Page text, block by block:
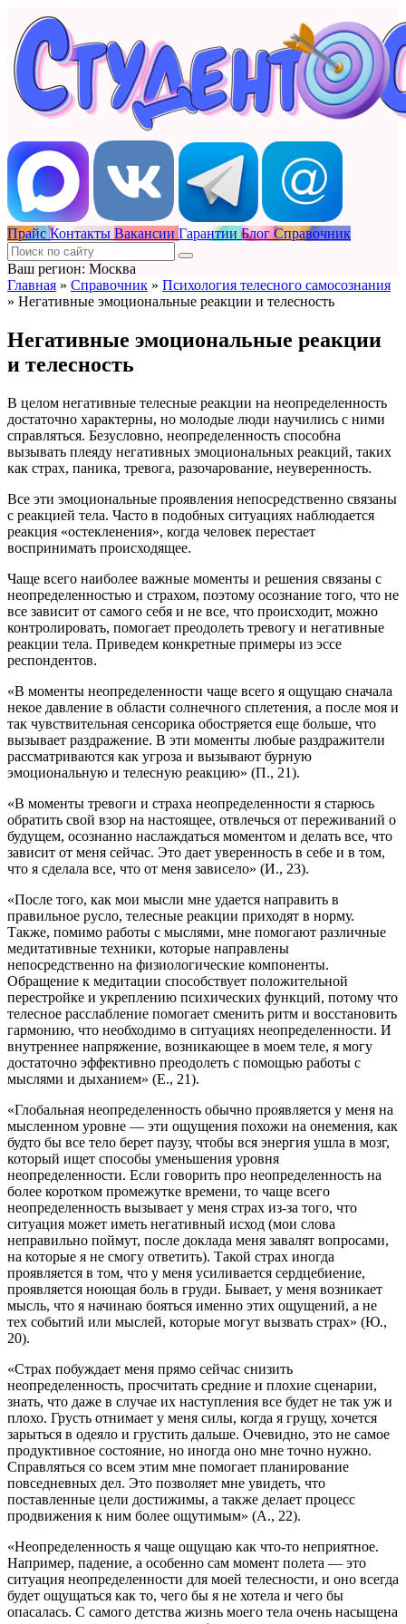
Прайс Контакты Вакансии Гарантии Блог Справочник
Ваш регион: Москва
Главная » Справочник » Психология телесного самосознания
» Негативные эмоциональные реакции и телесность
Негативные эмоциональные реакции
и телесность
В целом негативные телесные реакции на неопределенность
достаточно характерны, но молодые люди научились с ними
справляться. Безусловно, неопределенность способна
вызывать плеяду негативных эмоциональных реакций, таких
как страх, паника, тревога, разочарование, неуверенность.
Все эти эмоциональные проявления непосредственно связаны
с реакцией тела. Часто в подобных ситуациях наблюдается
реакция «остекленения», когда человек перестает
воспринимать происходящее.
Чаще всего наиболее важные моменты и решения связаны с
неопределенностью и страхом, поэтому осознание того, что не
все зависит от самого себя и не все, что происходит, можно
контролировать, помогает преодолеть тревогу и негативные
реакции тела. Приведем конкретные примеры из эссе
респондентов.
«В моменты неопределенности чаще всего я ощущаю сначала
некое давление в области солнечного сплетения, а после моя и
так чувствительная сенсорика обостряется еще больше, что
вызывает раздражение. В эти моменты любые раздражители
рассматриваются как угроза и вызывают бурную
эмоциональную и телесную реакцию» (П., 21).
«В моменты тревоги и страха неопределенности я старюсь
обратить свой взор на настоящее, отвлечься от переживаний о
будущем, осознанно наслаждаться моментом и делать все, что
зависит от меня сейчас. Это дает уверенность в себе и в том,
что я сделала все, что от меня зависело» (И., 23).
«После того, как мои мысли мне удается направить в
правильное русло, телесные реакции приходят в норму.
Также, помимо работы с мыслями, мне помогают различные
медитативные техники, которые направлены
непосредственно на физиологические компоненты.
Обращение к медитации способствует положительной
перестройке и укреплению психических функций, потому что
телесное расслабление помогает сменить ритм и восстановить
гармонию, что необходимо в ситуациях неопределенности. И
внутреннее напряжение, возникающее в моем теле, я могу
достаточно эффективно преодолеть с помощью работы с
мыслями и дыханием» (Е., 21).
«Глобальная неопределенность обычно проявляется у меня на
мысленном уровне — эти ощущения похожи на онемения, как
будто бы все тело берет паузу, чтобы вся энергия ушла в мозг,
который ищет способы уменьшения уровня
неопределенности. Если говорить про неопределенность на
более коротком промежутке времени, то чаще всего
неопределенность вызывает у меня страх из-за того, что
ситуация может иметь негативный исход (мои слова
неправильно поймут, после доклада меня завалят вопросами,
на которые я не смогу ответить). Такой страх иногда
проявляется в том, что у меня усиливается сердцебиение,
проявляется ноющая боль в груди. Бывает, у меня возникает
мысль, что я начинаю бояться именно этих ощущений, а не
тех событий или мыслей, которые могут вызвать страх» (Ю.,
20).
«Страх побуждает меня прямо сейчас снизить
неопределенность, просчитать средние и плохие сценарии,
знать, что даже в случае их наступления все будет не так уж и
плохо. Грусть отнимает у меня силы, когда я грущу, хочется
зарыться в одеяло и грустить дальше. Очевидно, это не самое
продуктивное состояние, но иногда оно мне точно нужно.
Справляться со всем этим мне помогает планирование
повседневных дел. Это позволяет мне увидеть, что
поставленные цели достижимы, а также делает процесс
продвижения к ним более ощутимым» (А., 22).
«Неопределенность я чаще ощущаю как что-то неприятное.
Например, падение, а особенно сам момент полета — это
ситуация неопределенности для моей телесности, и оно всегда
будет ощущаться как то, чего бы я не хотела и чего бы
опасалась. С самого детства жизнь моего тела очень насыщена